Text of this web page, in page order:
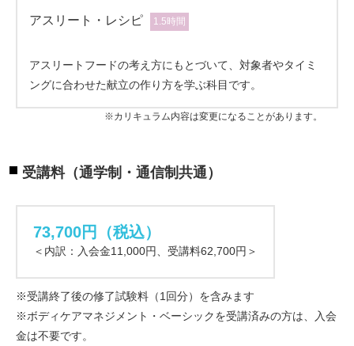
アスリート・レシピ 1.5時間
アスリートフードの考え方にもとづいて、対象者やタイミ
ングに合わせた献立の作り方を学ぶ科目です。
※カリキュラム内容は変更になることがあります。
受講料（通学制・通信制共通）
73,700円（税込）
＜内訳：入会金11,000円、受講料62,700円＞
※受講終了後の修了試験料（1回分）を含みます
※ボディケアマネジメント・ベーシックを受講済みの方は、入会
金は不要です。